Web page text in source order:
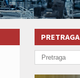
PRETRAGA